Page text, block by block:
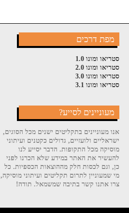
מפת דרכים
סטריאו ומונו 1.0
סטריאו ומונו 2.0
סטריאו ומונו 3.0
סטריאו ומונו 3.1
מעוניינים לסייע?
אנו מעוניינים בתקליטים ישנים מכל הסוגים,
ישראליים ולועזיים, גדולים כקטנים ועיתוני
מוסיקה מכל התקופות. הדבר יסייע לנו
להעשיר את האתר במידע שלא הכרנו לפני
כן, וגם לכסות חלק מההוצאות הכספיות. כל
מי שמעוניין לתרום תקליטים ועיתוני מוסיקה,
צרו אתנו קשר בתיבה שמשמאל. תודה!